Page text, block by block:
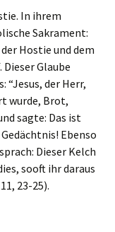
In ihrem
Sakrament:
Hostie und dem
Glaube
“Jesus, der Herr,
wurde, Brot,
sagte: Das ist
Ebenso
Dieser Kelch
sooft ihr daraus
23-25).